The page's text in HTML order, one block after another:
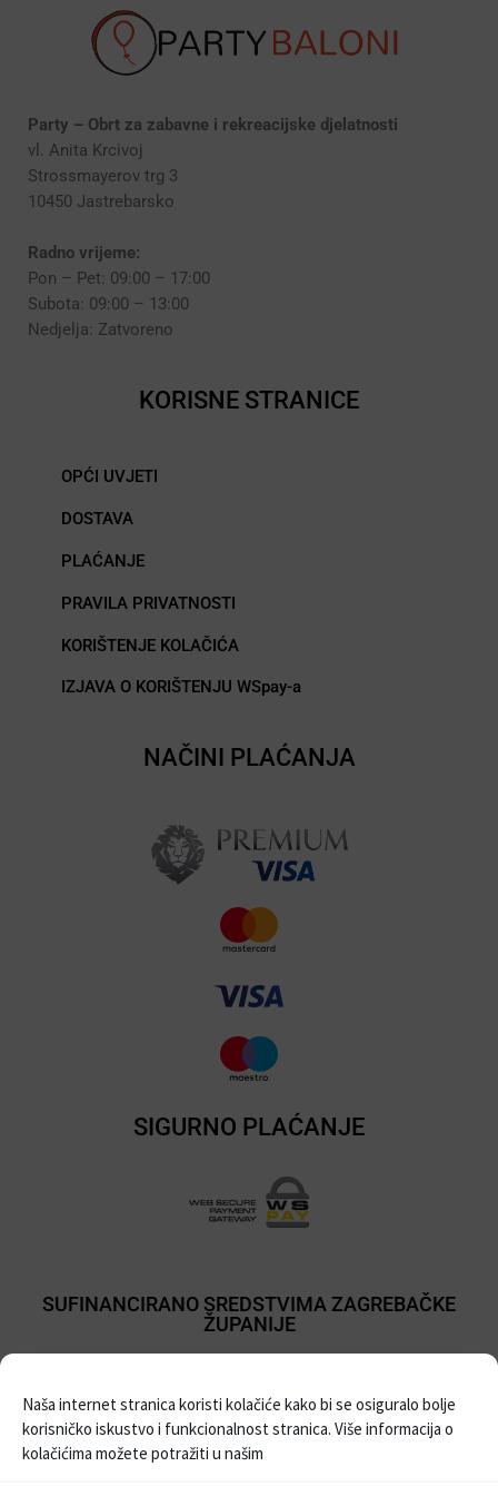
Naša internet stranica koristi kolačiće kako bi se osiguralo bolje
korisničko iskustvo i funkcionalnost stranica. Više informacija o
kolačićima možete potražiti u našim
Party – Obrt za zabavne i rekreacijske djelatnosti
vl. Anita Krcivoj
Strossmayerov trg 3
10450 Jastrebarsko
Radno vrijeme:
Pon – Pet: 09:00 – 17:00
Subota: 09:00 – 13:00
Nedjelja: Zatvoreno
KORISNE STRANICE
OPĆI UVJETI
DOSTAVA
PLAĆANJE
PRAVILA PRIVATNOSTI
KORIŠTENJE KOLAČIĆA
IZJAVA O KORIŠTENJU WSpay-a
NAČINI PLAĆANJA
SIGURNO PLAĆANJE
SUFINANCIRANO SREDSTVIMA ZAGREBAČKE
ŽUPANIJE